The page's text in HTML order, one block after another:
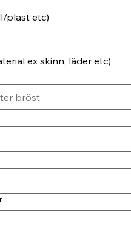
plast etc)
ex skinn, läder etc)